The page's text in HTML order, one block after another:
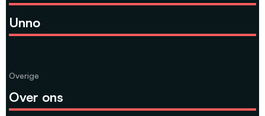
Unno
Overige
Over ons